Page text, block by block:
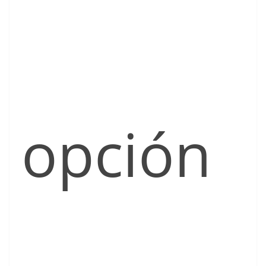
opción